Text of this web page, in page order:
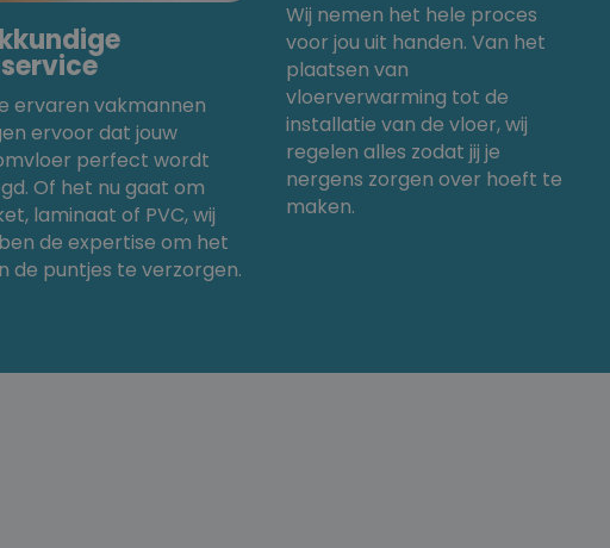
ervaren vakmannen
ervoor dat jouw
perfect wordt
Of het nu gaat om
laminaat of PVC, wij
de expertise om het
de puntjes te verzorgen.
Wij nemen het hele proces
voor jou uit handen. Van het
plaatsen van
vloerverwarming tot de
installatie van de vloer, wij
regelen alles zodat jij je
nergens zorgen over hoeft te
maken.